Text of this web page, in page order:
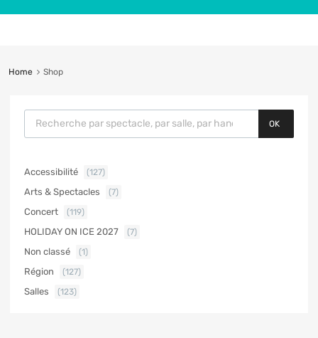
Home Shop
OK
Accessibilité (127)
Arts & Spectacles (7)
Concert (119)
HOLIDAY ON ICE 2027 (7)
Non classé (1)
Région (127)
Salles (123)